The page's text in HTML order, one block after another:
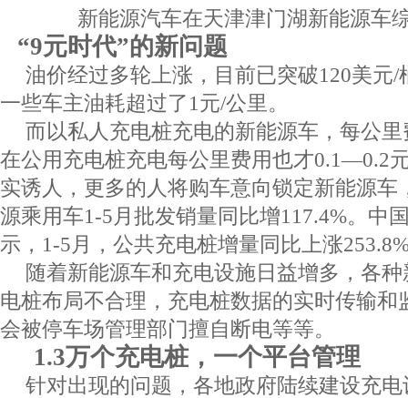
新能源汽车在天津津门湖新能源车
“9元时代”的新问题
油价经过多轮上涨，目前已突破120美元/
一些车主油耗超过了 1 元/公里。
而以私人充电桩充电的新能源车，每公
在公用充电桩充电每公里费用也才0.1—0.2
实诱人，更多的人将购车意向锁定新能源车
源乘用车1-5 月批发销量同比增117.4%。中
示， 1-5 月，公共充电桩增量同比上涨
随着新能源车和充电设施日益增多，各
电桩布局不合理，充电桩数据的实时传输和
会被停车场管理部门擅自断电等等。
1.3万个充电桩，一个平台管理
针对出现的问题，各地政府陆续建设充